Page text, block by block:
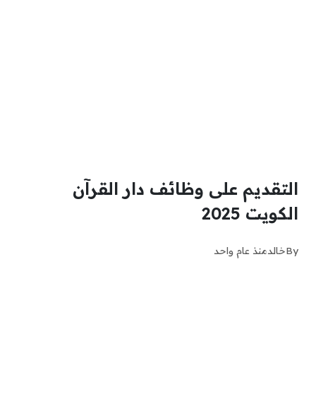
التقديم على وظائف دار القرآن
الكويت 2025
Byخالدمنذ عام واحد